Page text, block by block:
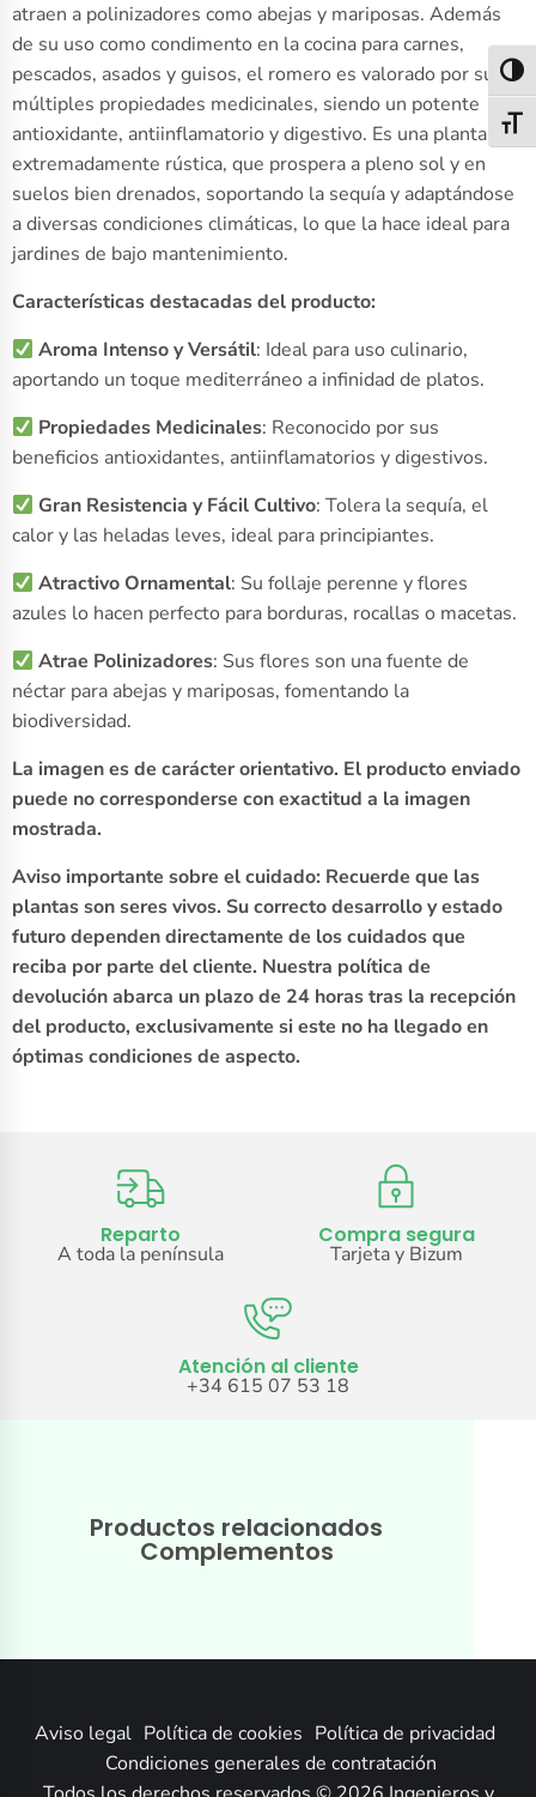
atraen a polinizadores como abejas y mariposas. Además
de su uso como condimento en la cocina para carnes,
pescados, asados y guisos, el romero es valorado por sus
múltiples propiedades medicinales, siendo un potente
antioxidante, antiinflamatorio y digestivo. Es una planta
extremadamente rústica, que prospera a pleno sol y en
suelos bien drenados, soportando la sequía y adaptándose
a diversas condiciones climáticas, lo que la hace ideal para
jardines de bajo mantenimiento.
Características destacadas del producto:
Aroma Intenso y Versátil: Ideal para uso culinario,
aportando un toque mediterráneo a infinidad de platos.
Propiedades Medicinales: Reconocido por sus
beneficios antioxidantes, antiinflamatorios y digestivos.
Gran Resistencia y Fácil Cultivo: Tolera la sequía, el
calor y las heladas leves, ideal para principiantes.
Atractivo Ornamental: Su follaje perenne y flores
azules lo hacen perfecto para borduras, rocallas o macetas.
Atrae Polinizadores: Sus flores son una fuente de
néctar para abejas y mariposas, fomentando la
biodiversidad.
La imagen es de carácter orientativo. El producto enviado
puede no corresponderse con exactitud a la imagen
mostrada.
Aviso importante sobre el cuidado: Recuerde que las
plantas son seres vivos. Su correcto desarrollo y estado
futuro dependen directamente de los cuidados que
reciba por parte del cliente. Nuestra política de
devolución abarca un plazo de 24 horas tras la recepción
del producto, exclusivamente si este no ha llegado en
óptimas condiciones de aspecto.
Reparto
A toda la península
Compra segura
Tarjeta y Bizum
Atención al cliente
+34 615 07 53 18
Productos relacionados
Complementos
Aviso legal Política de cookies Política de privacidad
Condiciones generales de contratación